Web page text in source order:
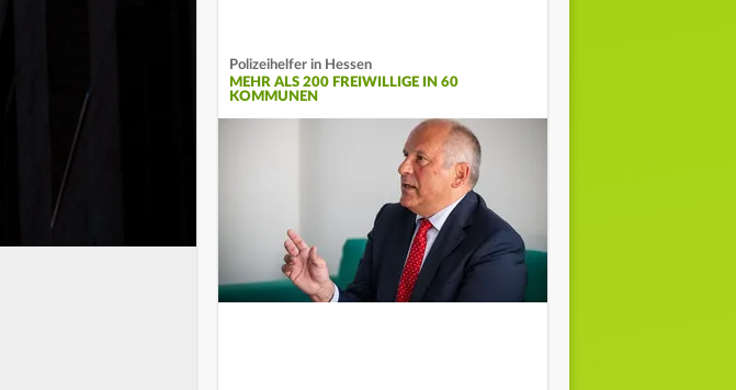
Polizeihelfer in Hessen
MEHR ALS 200 FREIWILLIGE IN 60
KOMMUNEN